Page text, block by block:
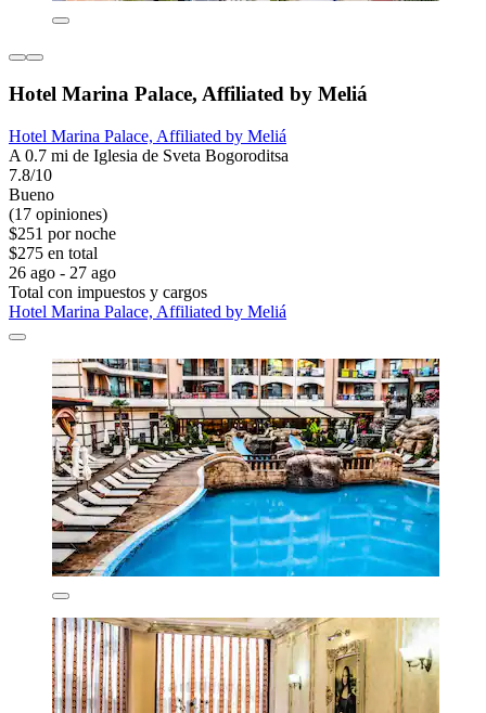
Hotel Marina Palace, Affiliated by Meliá
Hotel Marina Palace, Affiliated by Meliá
A 0.7 mi de Iglesia de Sveta Bogoroditsa
7.8/10
Bueno
(17 opiniones)
$251 por noche
$275 en total
26 ago - 27 ago
Total con impuestos y cargos
Hotel Marina Palace, Affiliated by Meliá